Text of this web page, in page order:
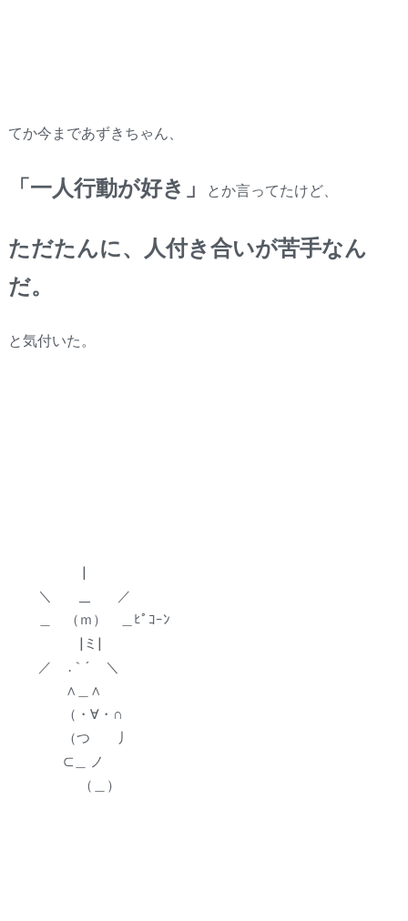
てか今まであずきちゃん、
「一人行動が好き」 とか言ってたけど、
ただたんに、人付き合いが苦手なん
だ。
と気付いた。
|
＼ __ ／
＿ （ｍ） ＿ﾋﾟｺｰﾝ
|ミ|
／ .｀´ ＼
∧＿∧
（・∀・∩
（つ 丿
⊂＿ ノ
（＿）